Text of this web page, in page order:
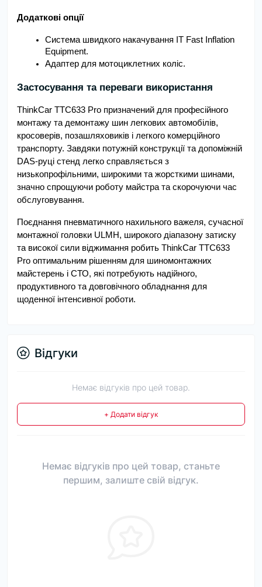
Додаткові опції
Система швидкого накачування IT Fast Inflation
Equipment.
Адаптер для мотоциклетних коліс.
Застосування та переваги використання
ThinkCar TTC633 Pro призначений для професійного
монтажу та демонтажу шин легкових автомобілів,
кросоверів, позашляховиків і легкого комерційного
транспорту. Завдяки потужній конструкції та допоміжній
DAS-руці стенд легко справляється з
низькопрофільними, широкими та жорсткими шинами,
значно спрощуючи роботу майстра та скорочуючи час
обслуговування.
Поєднання пневматичного нахильного важеля, сучасної
монтажної головки ULMH, широкого діапазону затиску
та високої сили віджимання робить ThinkCar TTC633
Pro оптимальним рішенням для шиномонтажних
майстерень і СТО, які потребують надійного,
продуктивного та довговічного обладнання для
щоденної інтенсивної роботи.
Відгуки
Немає відгуків про цей товар.
+ Додати відгук
Немає відгуків про цей товар, станьте
першим, залиште свій відгук.